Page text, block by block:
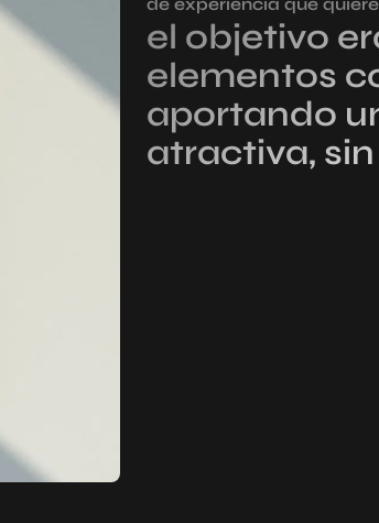
el objetivo
elementos
aportando
atractiva,